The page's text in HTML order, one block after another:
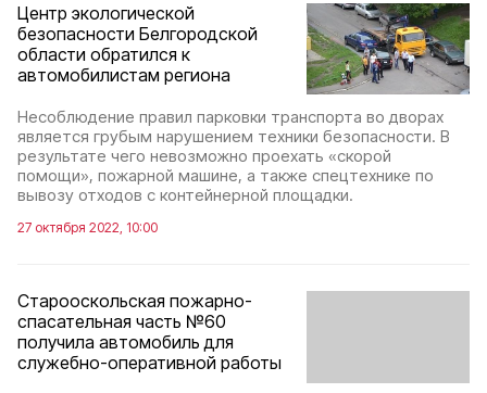
Центр экологической
безопасности Белгородской
области обратился к
автомобилистам региона
Несоблюдение правил парковки транспорта во дворах
является грубым нарушением техники безопасности. В
результате чего невозможно проехать «скорой
помощи», пожарной машине, а также спецтехнике по
вывозу отходов с контейнерной площадки.
27 октября 2022, 10:00
Старооскольская пожарно-
спасательная часть №60
получила автомобиль для
служебно-оперативной работы